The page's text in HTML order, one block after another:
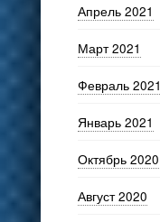
Апрель 2021
Март 2021
Февраль 2021
Январь 2021
Октябрь 2020
Август 2020